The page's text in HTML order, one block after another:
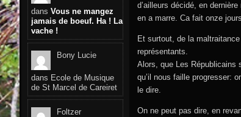
d’ailleurs décidé, en
en a marre. Ca fait onze
Et surtout, de la
représentants.
Alors, que Les Républicains
qu’il nous faille progresser:
le dire.
On ne peut pas dire, en
dans Vous ne mangez
jamais de boeuf. Ha ! La
vache !
Bony Lucie
dans Ecole de Musique
de St Marcel de Careiret
Foltzer